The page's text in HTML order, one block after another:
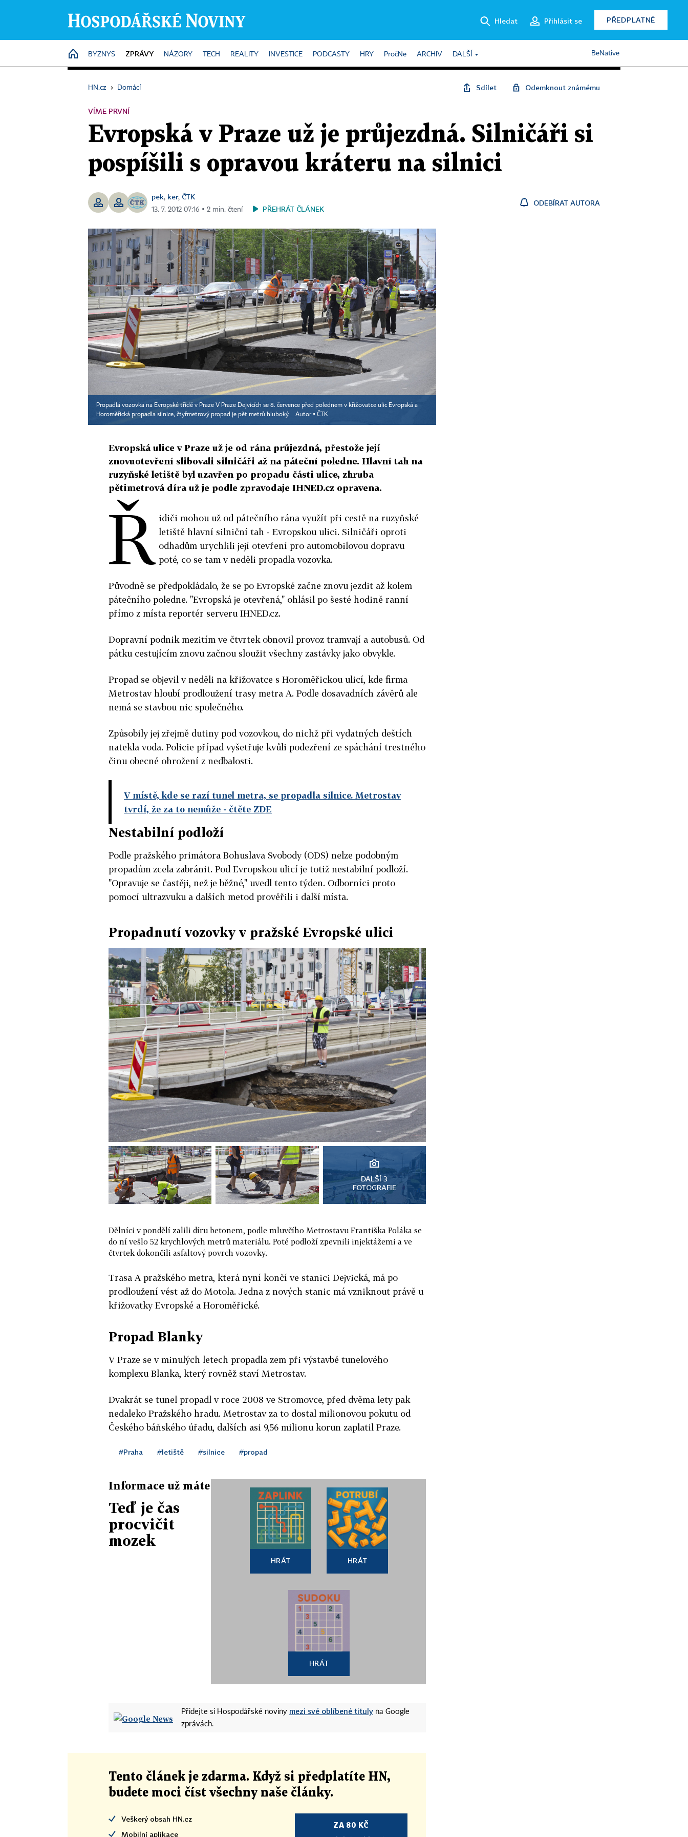
Hledat Přihlásit se PŘEDPLATNÉ
HOME
BYZNYS ZPRÁVY NÁZORY TECH REALITY INVESTICE PODCASTY HRY PročNe ARCHIV DALŠÍ BeNative
HN.cz › Domácí Sdílet Odemknout známému
VÍME PRVNÍ
Evropská v Praze už je průjezdná. Silničáři si
pospíšili s opravou kráteru na silnici
pek, ker, ČTK
13. 7. 2012 07:16 ▪ 2 min. čtení PŘEHRÁT ČLÁNEK
ODEBÍRAT AUTORA
Propadlá vozovka na Evropské třídě v Praze V Praze Dejvicích se 8. července před polednem v křižovatce ulic Evropská a
Horoměřická propadla silnice, čtyřmetrový propad je pět metrů hluboký.
Autor ▪ ČTK
Evropská ulice v Praze už je od rána průjezdná, přestože její
znovuotevření slibovali silničáři až na páteční poledne. Hlavní tah na
ruzyňské letiště byl uzavřen po propadu části ulice, zhruba
pětimetrová díra už je podle zpravodaje IHNED.cz opravena.
Ř idiči mohou už od pátečního rána využít při cestě na ruzyňské
letiště hlavní silniční tah - Evropskou ulici. Silničáři oproti
odhadům urychlili její otevření pro automobilovou dopravu
poté, co se tam v neděli propadla vozovka.
Původně se předpokládalo, že se po Evropské začne znovu jezdit až kolem
pátečního poledne. "Evropská je otevřená," ohlásil po šesté hodině ranní
přímo z místa reportér serveru IHNED.cz.
Dopravní podnik mezitím ve čtvrtek obnovil provoz tramvají a autobusů. Od
pátku cestujícím znovu začnou sloužit všechny zastávky jako obvykle.
Propad se objevil v neděli na křižovatce s Horoměřickou ulicí, kde firma
Metrostav hloubí prodloužení trasy metra A. Podle dosavadních závěrů ale
nemá se stavbou nic společného.
Způsobily jej zřejmě dutiny pod vozovkou, do nichž při vydatných deštích
natekla voda. Policie případ vyšetřuje kvůli podezření ze spáchání trestného
činu obecné ohrožení z nedbalosti.
V místě, kde se razí tunel metra, se propadla silnice. Metrostav
tvrdí, že za to nemůže - čtěte ZDE
Nestabilní podloží
Podle pražského primátora Bohuslava Svobody (ODS) nelze podobným
propadům zcela zabránit. Pod Evropskou ulicí je totiž nestabilní podloží.
"Opravuje se častěji, než je běžné," uvedl tento týden. Odborníci proto
pomocí ultrazvuku a dalších metod prověřili i další místa.
Propadnutí vozovky v pražské Evropské ulici
DALŠÍ 3
FOTOGRAFIE
Dělníci v pondělí zalili díru betonem, podle mluvčího Metrostavu Františka Poláka se
do ní vešlo 52 krychlových metrů materiálu. Poté podloží zpevnili injektážemi a ve
čtvrtek dokončili asfaltový povrch vozovky.
Trasa A pražského metra, která nyní končí ve stanici Dejvická, má po
prodloužení vést až do Motola. Jedna z nových stanic má vzniknout právě u
křižovatky Evropské a Horoměřické.
Propad Blanky
V Praze se v minulých letech propadla zem při výstavbě tunelového
komplexu Blanka, který rovněž staví Metrostav.
Dvakrát se tunel propadl v roce 2008 ve Stromovce, před dvěma lety pak
nedaleko Pražského hradu. Metrostav za to dostal milionovou pokutu od
Českého báňského úřadu, dalších asi 9,56 milionu korun zaplatil Praze.
#Praha #letiště #silnice #propad
Informace už máte
Teď je čas
procvičit
mozek
HRÁT HRÁT
HRÁT
Přidejte si Hospodářské noviny mezi své oblíbené tituly na Google
zprávách.
Tento článek je zdarma. Když si předplatíte HN,
budete moci číst všechny naše články.
Veškerý obsah HN.cz
Mobilní aplikace
ZA 80 KČ